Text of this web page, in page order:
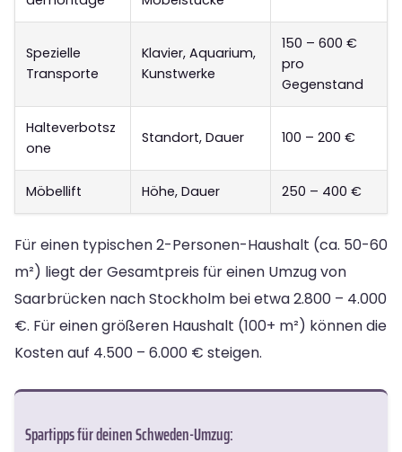
Spezielle
Transporte
Klavier, Aquarium,
Kunstwerke
150 – 600 €
pro
Gegenstand
Halteverbotsz
one
Standort, Dauer 100 – 200 €
Möbellift Höhe, Dauer 250 – 400 €
Für einen typischen 2-Personen-Haushalt (ca. 50-60
m²) liegt der Gesamtpreis für einen Umzug von
Saarbrücken nach Stockholm bei etwa 2.800 – 4.000
€. Für einen größeren Haushalt (100+ m²) können die
Kosten auf 4.500 – 6.000 € steigen.
Spartipps für deinen Schweden-Umzug: